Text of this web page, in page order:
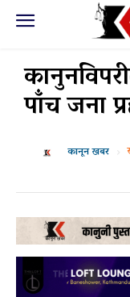
पाँच जना
कानून खबर